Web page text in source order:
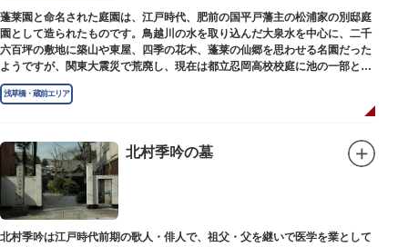
蓬莱園と命名された庭園は、江戸時代、肥前の国平戸藩主の松浦家の別邸庭
園として造られたものです。鳥越川の水を取り込んだ大泉水を中心に、二千
六百坪の敷地に築山や東屋、四季の花木、蓬莱の仙郷を思わせる名園だった
ようですが、関東大震災で荒廃し、現在は都立忍岡高校校庭に池の一部と都
指定の天然記念物の大イチョウを残すのみです。
浅草橋・蔵前エリア
北村季吟の墓
北村季吟は江戸時代前期の歌人・俳人で、祖父・父を継いで医学を業として